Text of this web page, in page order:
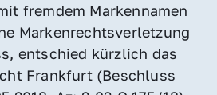
fremdem Markennamen
Markenrechtsverletzung
entschied kürzlich das
Frankfurt (Beschluss